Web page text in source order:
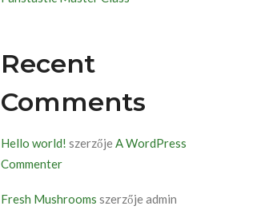
Recent
Comments
Hello world! szerzője A WordPress
Commenter
Fresh Mushrooms szerzőjeadmin